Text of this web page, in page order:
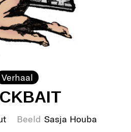
Verhaal
Beeld Sasja Houba